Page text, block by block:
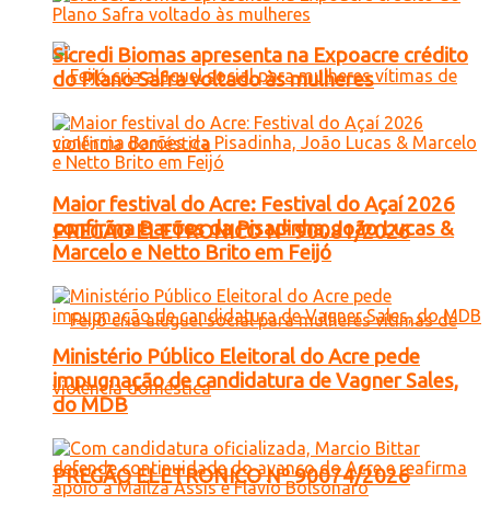
PREGÃO ELETRONICO Nº 90081/2026
PREGÃO ELETRONICO Nº 90074/2026
Sicredi Biomas apresenta na Expoacre crédito
do Plano Safra voltado às mulheres
Maior festival do Acre: Festival do Açaí 2026
confirma Barões da Pisadinha, João Lucas &
Marcelo e Netto Brito em Feijó
Ministério Público Eleitoral do Acre pede
impugnação de candidatura de Vagner Sales,
do MDB